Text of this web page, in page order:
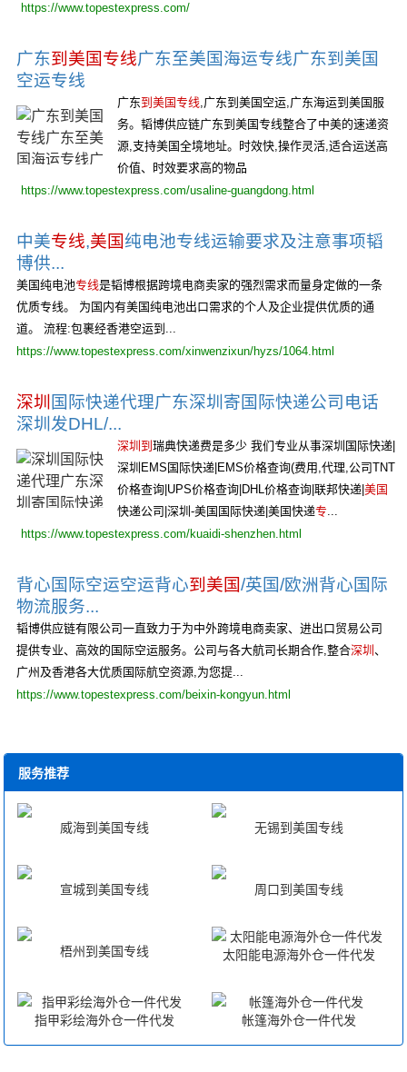
https://www.topestexpress.com/
广东到美国专线广东至美国海运专线广东到美国
空运专线
广东到美国专线,广东到美国空运,广东海运到美国服
务。韬博供应链广东到美国专线整合了中美的速递资
源,支持美国全境地址。时效快,操作灵活,适合运送高
价值、时效要求高的物品
https://www.topestexpress.com/usaline-guangdong.html
中美专线,美国纯电池专线运输要求及注意事项韬
博供...
美国纯电池专线是韬博根据跨境电商卖家的强烈需求而量身定做的一条
优质专线。 为国内有美国纯电池出口需求的个人及企业提供优质的通
道。 流程:包裹经香港空运到...
https://www.topestexpress.com/xinwenzixun/hyzs/1064.html
深圳 国际快递代理广东深圳寄国际快递公司电话
深圳发DHL/...
深圳到 瑞典快递费是多少 我们专业从事深圳国际快递|
深圳EMS国际快递|EMS价格查询(费用,代理,公司TNT
价格查询|UPS价格查询|DHL价格查询|联邦快递| 美国
快递公司|深圳-美国国际快递|美国快递专...
https://www.topestexpress.com/kuaidi-shenzhen.html
背心国际空运空运背心到美国/英国/欧洲背心国际
物流服务...
韬博供应链有限公司一直致力于为中外跨境电商卖家、进出口贸易公司
提供专业、高效的国际空运服务。公司与各大航司长期合作,整合深圳 、
广州及香港各大优质国际航空资源,为您提...
https://www.topestexpress.com/beixin-kongyun.html
服务推荐
威海到美国专线 无锡到美国专线
宣城到美国专线 周口到美国专线
梧州到美国专线 太阳能电源海外仓一件代发
指甲彩绘海外仓一件代发 帐篷海外仓一件代发